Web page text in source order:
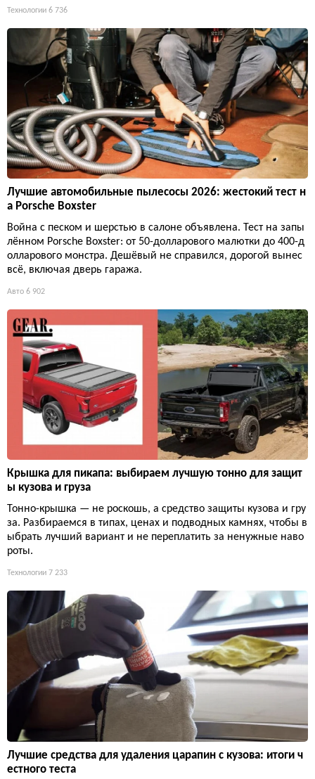
Технологии 6 736
Лучшие автомобильные пылесосы 2026: жестокий тест н
а Porsche Boxster
Война с песком и шерстью в салоне объявлена. Тест на запы
лённом Porsche Boxster: от 50-долларового малютки до 400-д
олларового монстра. Дешёвый не справился, дорогой вынес
всё, включая дверь гаража.
Авто 6 902
Крышка для пикапа: выбираем лучшую тонно для защит
ы кузова и груза
Тонно-крышка — не роскошь, а средство защиты кузова и гру
за. Разбираемся в типах, ценах и подводных камнях, чтобы в
ыбрать лучший вариант и не переплатить за ненужные наво
роты.
Технологии 7 233
Лучшие средства для удаления царапин с кузова: итоги ч
естного теста